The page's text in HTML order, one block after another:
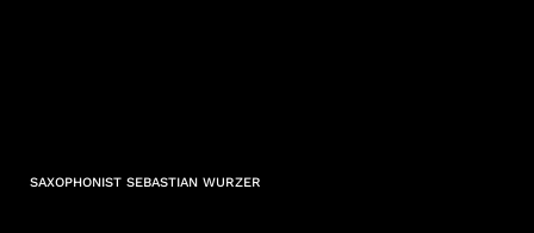
SAXOPHONIST SEBASTIAN WURZER